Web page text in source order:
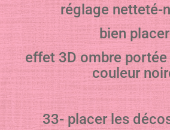
réglage netteté-
bien placer
effet 3D ombre
couleur
33- placer les